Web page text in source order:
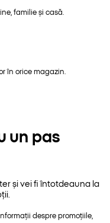
familie și casă.
în orice magazin.
un pas
și vei fi întotdeauna la
despre promoțiile,